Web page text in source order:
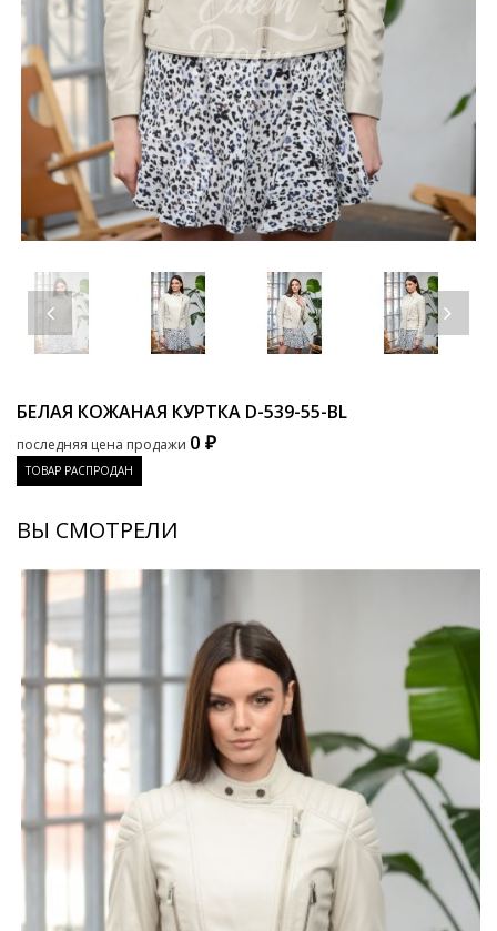
БЕЛАЯ КОЖАНАЯ КУРТКА D-539-55-BL
последняя цена продажи 0 ₽
ТОВАР РАСПРОДАН
ВЫ СМОТРЕЛИ